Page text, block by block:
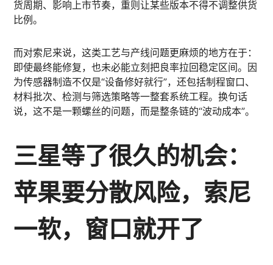
货周期、影响上市节奏，重则让某些版本不得不调整供货
比例。
而对索尼来说，这类工艺与产线问题更麻烦的地方在于：
即使最终能修复，也未必能立刻把良率拉回稳定区间。因
为传感器制造不仅是“设备修好就行”，还包括制程窗口、
材料批次、检测与筛选策略等一整套系统工程。换句话
说，这不是一颗螺丝的问题，而是整条链的“波动成本”。
三星等了很久的机会：
苹果要分散风险，索尼
一软，窗口就开了